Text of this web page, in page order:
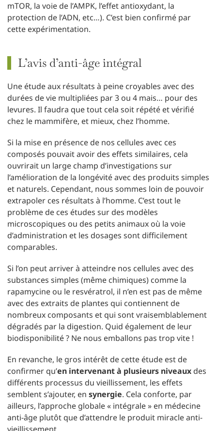
mTOR, la voie de l’AMPK, l’effet antioxydant, la
protection de l’ADN, etc…). C’est bien confirmé par
cette expérimentation.
L’avis d’anti-âge intégral
Une étude aux résultats à peine croyables avec des
durées de vie multipliées par 3 ou 4 mais… pour des
levures. Il faudra que tout cela soit répété et vérifié
chez le mammifère, et mieux, chez l’homme.
Si la mise en présence de nos cellules avec ces
composés pouvait avoir des effets similaires, cela
ouvrirait un large champ d’investigations sur
l’amélioration de la longévité avec des produits simples
et naturels. Cependant, nous sommes loin de pouvoir
extrapoler ces résultats à l’homme. C’est tout le
problème de ces études sur des modèles
microscopiques ou des petits animaux où la voie
d’administration et les dosages sont difficilement
comparables.
Si l’on peut arriver à atteindre nos cellules avec des
substances simples (même chimiques) comme la
rapamycine ou le resvératrol, il n’en est pas de même
avec des extraits de plantes qui contiennent de
nombreux composants et qui sont vraisemblablement
dégradés par la digestion. Quid également de leur
biodisponibilité ? Ne nous emballons pas trop vite !
En revanche, le gros intérêt de cette étude est de
confirmer qu’en intervenant à plusieurs niveaux des
différents processus du vieillissement, les effets
semblent s’ajouter, en synergie. Cela conforte, par
ailleurs, l’approche globale « intégrale » en médecine
anti-âge plutôt que d’attendre le produit miracle anti-